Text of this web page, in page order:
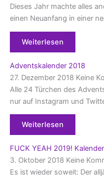
Dieses Jahr machte alles
einen Neuanfang in einer
Weiterlesen
Adventskalender 2018
27. Dezember 2018 Keine
Alle 24 Türchen des
nur auf Instagram und
Weiterlesen
FUCK YEAH 2019!
3. Oktober 2018 Keine
Es ist wieder soweit: Der